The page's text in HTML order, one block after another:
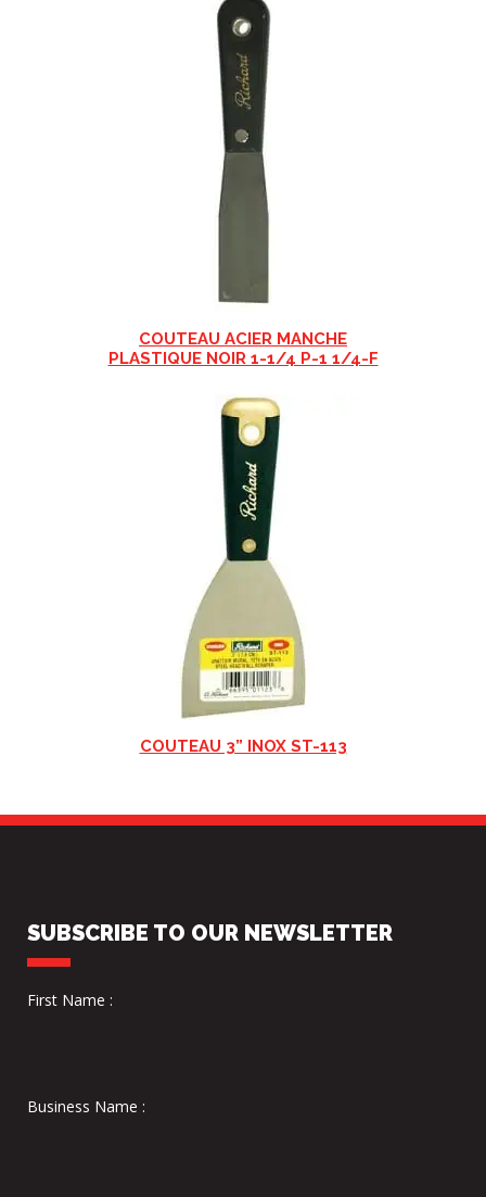
COUTEAU ACIER MANCHE
PLASTIQUE NOIR 1-1/4 P-1 1/4-F
COUTEAU 3” INOX ST-113
SUBSCRIBE TO OUR NEWSLETTER